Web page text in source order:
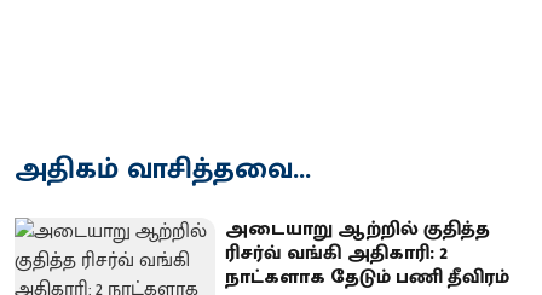
அதிகம் வாசித்தவை...
அடையாறு ஆற்றில் குதித்த
ரிசர்வ் வங்கி அதிகாரி: 2
நாட்களாக தேடும் பணி தீவிரம்